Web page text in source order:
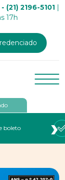
2196-5101 |
17h
boleto ›